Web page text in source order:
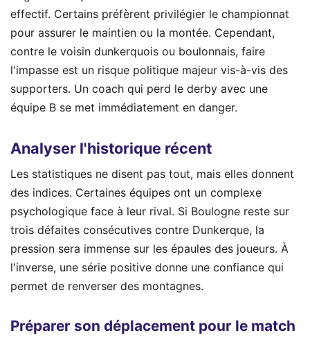
effectif. Certains préfèrent privilégier le championnat
pour assurer le maintien ou la montée. Cependant,
contre le voisin dunkerquois ou boulonnais, faire
l'impasse est un risque politique majeur vis-à-vis des
supporters. Un coach qui perd le derby avec une
équipe B se met immédiatement en danger.
Analyser l'historique récent
Les statistiques ne disent pas tout, mais elles donnent
des indices. Certaines équipes ont un complexe
psychologique face à leur rival. Si Boulogne reste sur
trois défaites consécutives contre Dunkerque, la
pression sera immense sur les épaules des joueurs. À
l'inverse, une série positive donne une confiance qui
permet de renverser des montagnes.
Préparer son déplacement pour le match